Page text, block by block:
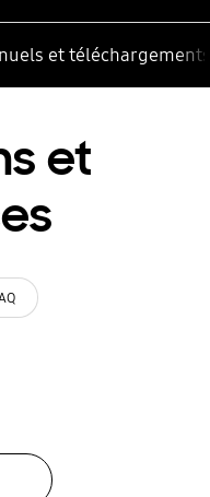
et téléchargements
et